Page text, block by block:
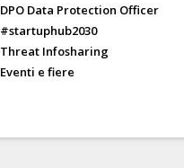
DPO Data Protection Officer
#startuphub2030
Threat Infosharing
Eventi e fiere